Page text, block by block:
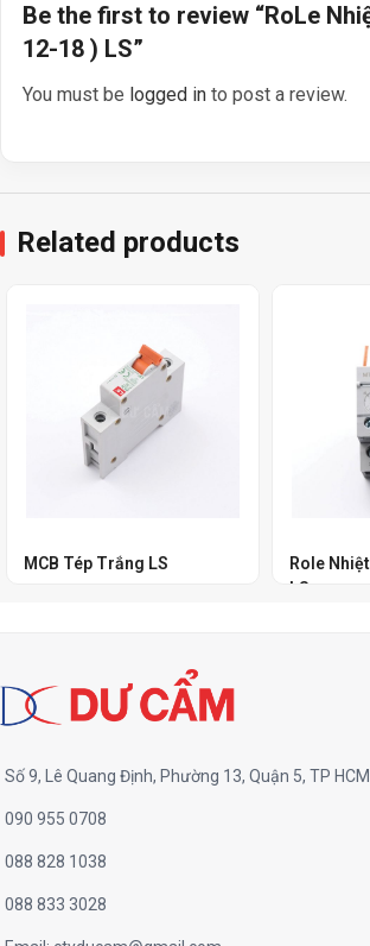
Be the first to review “RoLe
12-18 ) LS”
You must be logged in to post a review.
Related products
MCB Tép Trắng LS
Role
LS
Số 9, Lê Quang Định, Phường 13, Quận 5, TP HCM
090 955 0708
088 828 1038
088 833 3028